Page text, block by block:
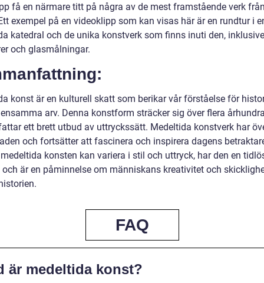
få en närmare titt på några av de mest framstående verk
exempel på en videoklipp som kan visas här är en rundtur i
katedral och de unika konstverk som finns inuti den, inklusive
och glasmålningar.
konst är en kulturell skatt som berikar vår förståelse för
arv. Denna konstform sträcker sig över flera
ett brett utbud av uttryckssätt. Medeltida konstverk har
och fortsätter att fascinera och inspirera dagens
konsten kan variera i stil och uttryck, har den en
och är en påminnelse om människans kreativitet och
FAQ
är medeltida konst?